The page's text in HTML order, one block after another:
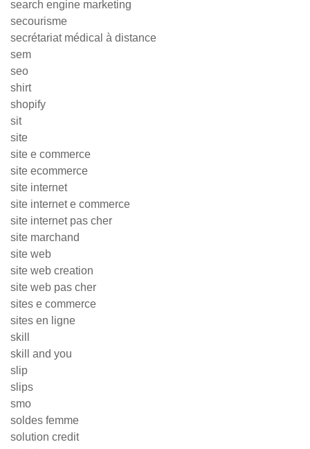
search engine marketing
secourisme
secrétariat médical à distance
sem
seo
shirt
shopify
sit
site
site e commerce
site ecommerce
site internet
site internet e commerce
site internet pas cher
site marchand
site web
site web creation
site web pas cher
sites e commerce
sites en ligne
skill
skill and you
slip
slips
smo
soldes femme
solution credit